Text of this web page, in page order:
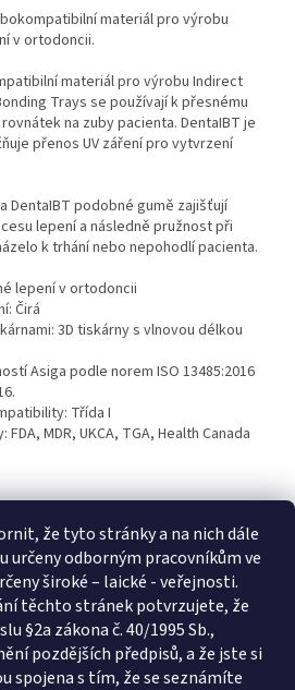
že tyto stránky a na nich dále
určeny odborným pracovníkům ve
široké – laické - veřejnosti.
těchto stránek potvrzujete, že
§2a zákona č. 40/1995 Sb.,
pozdějších předpisů, a že jste si
spojena s tím, že se seznámíte
materiál pro výrobu
v ortodoncii.
materiál pro výrobu Indirect
Trays se používají k přesnému
na zuby pacienta. DentaIBT je
přenos UV záření pro vytvrzení
DentaIBT podobné gumě zajišťují
lepení a následně pružnost při
k trhání nebo nepohodlí pacienta.
lepení v ortodoncii
Čirá
3D tiskárny s vlnovou délkou
Asiga podle norem ISO 13485:2016
Třída I
MDR, UKCA, TGA, Health Canada